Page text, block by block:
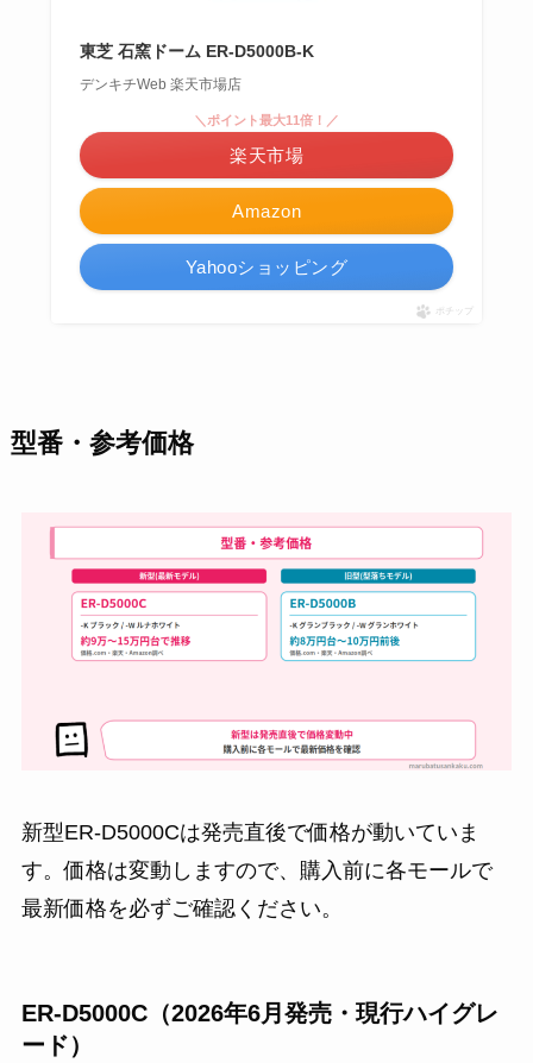
東芝 石窯ドーム ER-D5000B-K
デンキチWeb 楽天市場店
Amazon
＼ポイント最大11倍！／
楽天市場
Yahooショッピング
ポチップ
型番・参考価格
新型ER-D5000Cは発売直後で価格が動いていま
す。価格は変動しますので、購入前に各モールで
最新価格を必ずご確認ください。
ER-D5000C（2026年6月発売・現行ハイグレ
ード）